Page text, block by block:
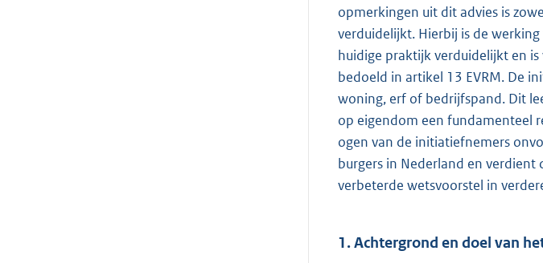
opmerkingen uit dit advies is
verduidelijkt. Hierbij is de
huidige praktijk verduidelijkt en
bedoeld in artikel 13 EVRM. De
woning, erf of bedrijfspand. Dit
op eigendom een fundamenteel
ogen van de initiatiefnemers
burgers in Nederland en
verbeterde wetsvoorstel in
1. Achtergrond en doel van